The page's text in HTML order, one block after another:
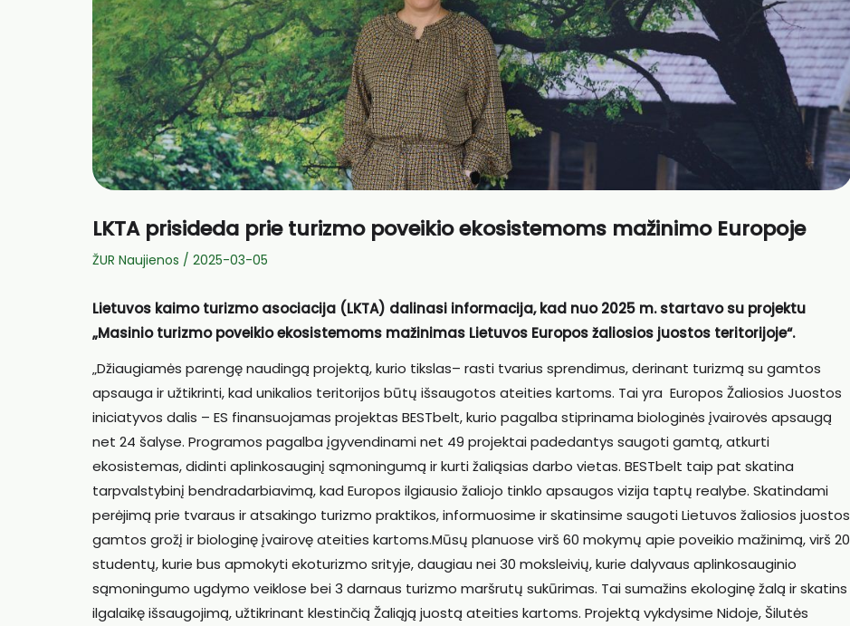
LKTA prisideda prie turizmo poveikio ekosistemoms mažinimo Europoje
ŽUR Naujienos / 2025-03-05
Lietuvos kaimo turizmo asociacija (LKTA) dalinasi informacija, kad nuo 2025 m. startavo su projektu
„Masinio turizmo poveikio ekosistemoms mažinimas Lietuvos Europos žaliosios juostos teritorijoje“.
„Džiaugiamės parengę naudingą projektą, kurio tikslas– rasti tvarius sprendimus, derinant turizmą su gamtos
apsauga ir užtikrinti, kad unikalios teritorijos būtų išsaugotos ateities kartoms. Tai yra Europos Žaliosios Juostos
iniciatyvos dalis – ES finansuojamas projektas BESTbelt, kurio pagalba stiprinama biologinės įvairovės apsaugą
net 24 šalyse. Programos pagalba įgyvendinami net 49 projektai padedantys saugoti gamtą, atkurti
ekosistemas, didinti aplinkosauginį sąmoningumą ir kurti žaliąsias darbo vietas. BESTbelt taip pat skatina
tarpvalstybinį bendradarbiavimą, kad Europos ilgiausio žaliojo tinklo apsaugos vizija taptų realybe. Skatindami
perėjimą prie tvaraus ir atsakingo turizmo praktikos, informuosime ir skatinsime saugoti Lietuvos žaliosios juostos
gamtos grožį ir biologinę įvairovę ateities kartoms.Mūsų planuose virš 60 mokymų apie poveikio mažinimą, virš 20
studentų, kurie bus apmokyti ekoturizmo srityje, daugiau nei 30 moksleivių, kurie dalyvaus aplinkosauginio
sąmoningumo ugdymo veiklose bei 3 darnaus turizmo maršrutų sukūrimas. Tai sumažins ekologinę žalą ir skatins
ilgalaikę išsaugojimą, užtikrinant klestinčią Žaliąją juostą ateities kartoms. Projektą vykdysime Nidoje, Šilutės